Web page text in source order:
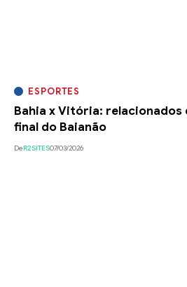
ESPORTES
Bahia x Vitória: relacionados
final do Baianão
DeR2SITES07/03/2026